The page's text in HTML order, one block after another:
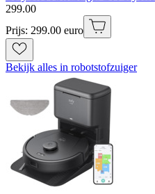
299.00
Prijs: 299.00 euro
Bekijk alles in robotstofzuiger